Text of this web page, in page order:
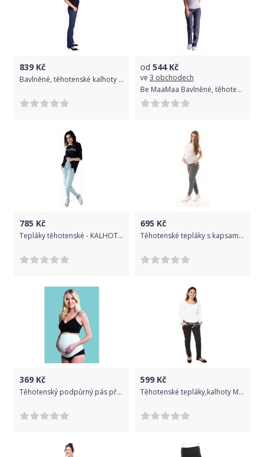
839 Kč
Bavlněné, těhotenské kalhoty s kapsami - granátové, Velikosti těh. moda XXXL (46)
od 544Kč
ve 3 obchodech
Be MaaMaa Bavlněné, těhotenské kalhoty s regulovatelným pásem - granát, vel. XXL
785 Kč
Tepláky těhotenské - KALHOTY SLIM šedý melír - Be MaaMaa velikost S
695 Kč
Těhotenské tepláky s kapsami - VIGO tmavě šedé - Gregx velikost XXL (44)
369 Kč
Těhotenský podpůrný pás přes bříško Carriwell Bílá S
599 Kč
Těhotenské tepláky,kalhoty MONY - černé - M - XL (42)